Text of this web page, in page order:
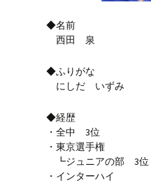
◆名前
西田 泉
◆ふりがな
にしだ いずみ
◆経歴
・全中 3位
・東京選手権
┗ジュニアの部 3位
・インターハイ